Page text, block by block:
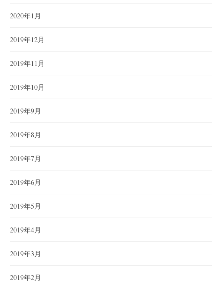
2020年1月
2019年12月
2019年11月
2019年10月
2019年9月
2019年8月
2019年7月
2019年6月
2019年5月
2019年4月
2019年3月
2019年2月